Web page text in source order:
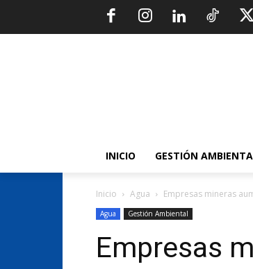
INICIO GESTIÓN
Inicio Agua Empresas mineras
Agua Gestión Ambiental
Empresas